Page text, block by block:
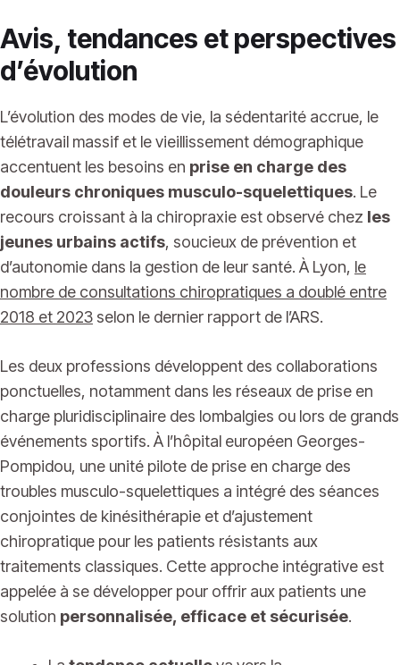
Avis, tendances et perspectives
d’évolution
L’évolution des modes de vie, la sédentarité accrue, le
télétravail massif et le vieillissement démographique
accentuent les besoins en prise en charge des
douleurs chroniques musculo-squelettiques. Le
recours croissant à la chiropraxie est observé chez les
jeunes urbains actifs, soucieux de prévention et
d’autonomie dans la gestion de leur santé. À Lyon, le
nombre de consultations chiropratiques a doublé entre
2018 et 2023 selon le dernier rapport de l’ARS.
Les deux professions développent des collaborations
ponctuelles, notamment dans les réseaux de prise en
charge pluridisciplinaire des lombalgies ou lors de grands
événements sportifs. À l’hôpital européen Georges-
Pompidou, une unité pilote de prise en charge des
troubles musculo-squelettiques a intégré des séances
conjointes de kinésithérapie et d’ajustement
chiropratique pour les patients résistants aux
traitements classiques. Cette approche intégrative est
appelée à se développer pour offrir aux patients une
solution personnalisée, efficace et sécurisée.